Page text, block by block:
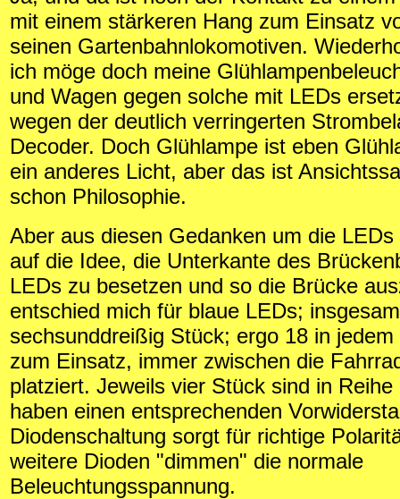
mit einem stärkeren Hang zum Einsatz
seinen Gartenbahnlokomotiven.
ich möge doch meine
und Wagen gegen solche mit LEDs
wegen der deutlich verringerten
Decoder. Doch Glühlampe ist eben
ein anderes Licht, aber das ist
schon Philosophie.
Aber aus diesen Gedanken um die
auf die Idee, die Unterkante des
LEDs zu besetzen und so die Brücke
entschied mich für blaue LEDs;
sechsunddreißig Stück; ergo 18 in
zum Einsatz, immer zwischen die
platziert. Jeweils vier Stück sind in
haben einen entsprechenden
Diodenschaltung sorgt für richtige
weitere Dioden "dimmen" die normale
Beleuchtungsspannung.